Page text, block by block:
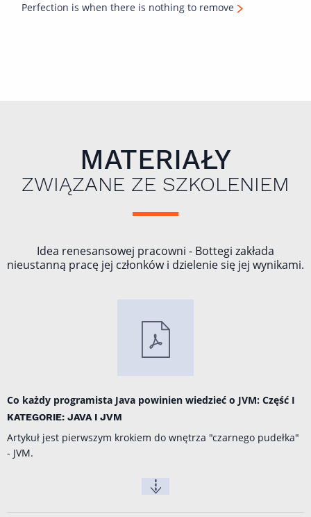
Perfection is when there is nothing to remove
MATERIAŁY
ZWIĄZANE ZE SZKOLENIEM
Idea renesansowej pracowni - Bottegi zakłada
nieustanną pracę jej członków i dzielenie się jej wynikami.
Co każdy programista Java powinien wiedzieć o JVM: Część I
KATEGORIE: JAVA I JVM
Artykuł jest pierwszym krokiem do wnętrza "czarnego pudełka"
- JVM.